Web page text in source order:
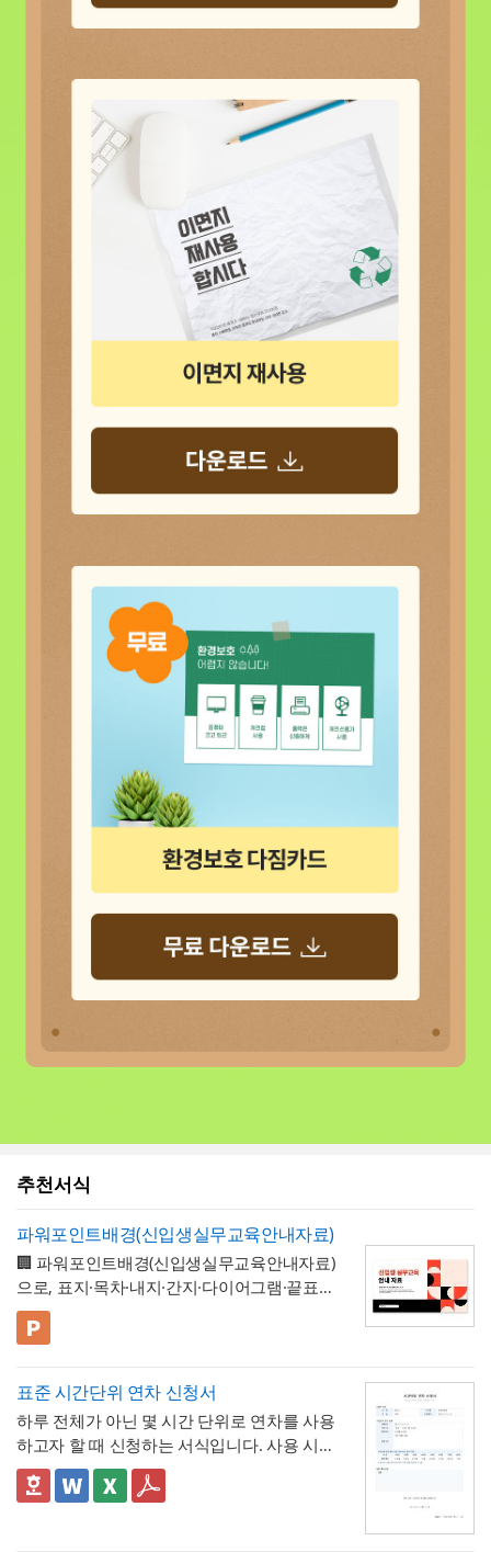
추천서식
파워포인트배경(신입생실무교육안내자료)
🏢 파워포인트배경(신입생실무교육안내자료)
으로, 표지·목차·내지·간지·다이어그램·끝표지
로 구성된 비즈니스 프레젠테이션 템플릿입
니다. 코럴 레드·블랙·크림 컬러와 원형 그래
딱딱하지 않으면서도 세련된 느낌으로 정보
를 전달할 수 있도록 디자인되었습니다. 밝고
경쾌한 톤으로 구성되어 있어 신입 구성원을
대상으로 하는 자료에 특히 잘 어울리며, 신입
생·신입사원 실무교육 안내 자료부터 오리엔
테이션 자료, 사내 교육 매뉴얼, 스터디·워크
💡 사용 꿀팁
입사원 온보딩 자료, 오리엔테이션 자료, 워크
숍 안내서 등으로 다양하게 활용할 수 있습니
다.
▪️ 다이어그램 페이지를 활용하면 교육 커리큘
럼, 진행 일정, 단계별 프로세스 등을 한눈에
보기 쉽게 정리할 수 있습니다.
▪️ 문구와 이미지 교체만으로 대학 신입생 가이
드북, 사내 교육 자료, 동아리 소개 자료 등 다
양한 주제로 응용 가능합니다.
▪️ 코럴 레드와 블랙의 경쾌한 컬러 조합 덕분
표준 시간단위 연차 신청서
하루 전체가 아닌 몇 시간 단위로 연차를 사용
하고자 할 때 신청하는 서식입니다. 사용 시간
을 연차 일수로 환산하는 기준표를 계약서 자
체에 포함하고 있어, 신청자와 승인자 모두 몇
✅ 이 서식의 구성 특징